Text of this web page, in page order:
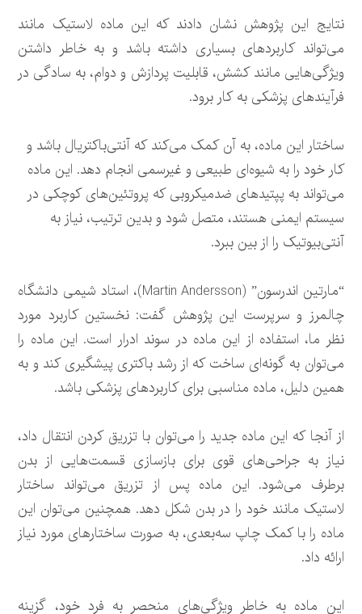
نتایج این پژوهش نشان دادند که این ماده لاستیک مانند
می‌تواند کاربردهای بسیاری داشته باشد و به خاطر داشتن
ویژگی‌هایی مانند کشش، قابلیت پردازش و دوام، به سادگی در
فرآیندهای پزشکی به کار برود.
ساختار این ماده، به آن کمک می‌کند که آنتی‌باکتریال باشد و
کار خود را به شیوه‌ای طبیعی و غیرسمی انجام دهد. این ماده
می‌تواند به پپتیدهای ضدمیکروبی که پروتئین‌های کوچکی در
سیستم ایمنی هستند، متصل شود و بدین ترتیب، نیاز به
آنتی‌بیوتیک را از بین ببرد.
“مارتین اندرسون” (Martin Andersson)، استاد شیمی دانشگاه
چالمرز و سرپرست این پژوهش گفت: نخستین کاربرد مورد
نظر ما، استفاده از این ماده در سوند ادرار است. این ماده را
می‌توان به گونه‌ای ساخت که از رشد باکتری پیشگیری کند و به
همین دلیل، ماده مناسبی برای کاربردهای پزشکی باشد.
از آنجا که این ماده جدید را می‌توان با تزریق کردن انتقال داد،
نیاز به جراحی‌های قوی برای بازسازی قسمت‌هایی از بدن
برطرف می‌شود. این ماده پس از تزریق می‌تواند ساختار
لاستیک مانند خود را در بدن شکل دهد. همچنین می‌توان این
ماده را با کمک چاپ سه‌بعدی، به صورت ساختارهای مورد نیاز
ارائه داد.
این ماده به خاطر ویژگی‌های منحصر به فرد خود، گزینه